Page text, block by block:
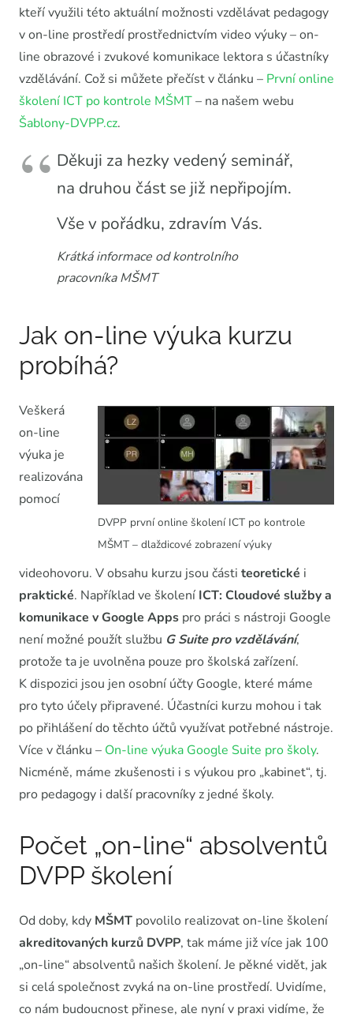
kteří využili této aktuální možnosti vzdělávat pedagogy
v on-line prostředí prostřednictvím video výuky – on-
line obrazové i zvukové komunikace lektora s účastníky
vzdělávání. Což si můžete přečíst v článku – První online
školení ICT po kontrole MŠMT– na našem webu
Šablony-DVPP.cz.
Děkuji za hezky vedený seminář,
na druhou část se již nepřipojím.
Vše v pořádku, zdravím Vás.
Krátká informace od kontrolního
pracovníka MŠMT
Jak on-line výuka kurzu
probíhá?
DVPP první online školení ICT po kontrole
MŠMT – dlaždicové zobrazení výuky
Veškerá
on-line
výuka je
realizována
pomocí
videohovoru. V obsahu kurzu jsou části teoretické i
praktické. Například ve školení ICT: Cloudové služby a
komunikace v Google Apps pro práci s nástroji Google
není možné použít službu G Suite pro vzdělávání,
protože ta je uvolněna pouze pro školská zařízení.
K dispozici jsou jen osobní účty Google, které máme
pro tyto účely připravené. Účastníci kurzu mohou i tak
po přihlášení do těchto účtů využívat potřebné nástroje.
Více v článku – On-line výuka Google Suite pro školy.
Nicméně, máme zkušenosti i s výukou pro „kabinet“, tj.
pro pedagogy i další pracovníky z jedné školy.
Počet „on-line“ absolventů
DVPP školení
Od doby, kdy MŠMT povolilo realizovat on-line školení
akreditovaných kurzů DVPP, tak máme již více jak 100
„on-line“ absolventů našich školení. Je pěkné vidět, jak
si celá společnost zvyká na on-line prostředí. Uvidíme,
co nám budoucnost přinese, ale nyní v praxi vidíme, že